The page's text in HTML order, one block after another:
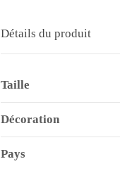
Détails du produit
Taille
Décoration
Pays